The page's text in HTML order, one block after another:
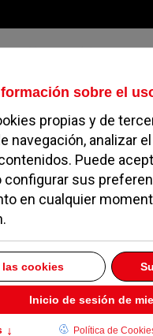
Jueves, 06 de agosto
NOROESTE SOCIEDAD
de